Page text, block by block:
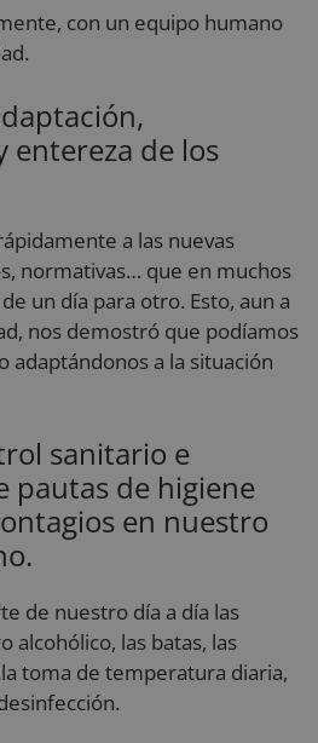
con un equipo humano
entereza de los
a las nuevas
normativas… que en muchos
un día para otro. Esto, aun a
nos demostró que podíamos
adaptándonos a la situación
sanitario e
pautas de higiene
en nuestro
de nuestro día a día las
alcohólico, las batas, las
toma de temperatura diaria,